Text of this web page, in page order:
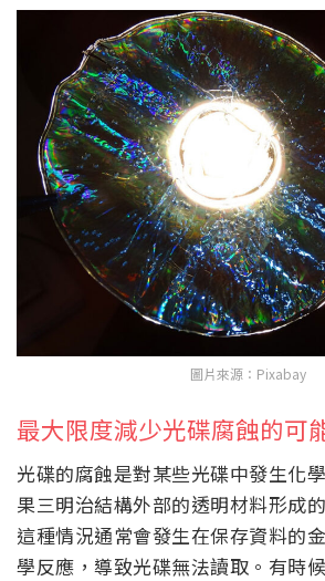
圖片來源：Pixabay
最大限度減少光碟腐蝕的可
光碟的腐蝕是對某些光碟中發生化
果三明治結構外部的透明材料形成
這種情況通常會發生在保存資料的
學反應，導致光碟無法讀取。有時